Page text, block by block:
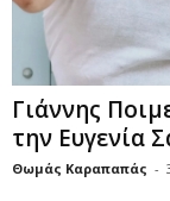
Γιάννης
την Ευγενία
Θωμάς Καραπαπάς -